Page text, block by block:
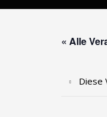
« Alle
Diese